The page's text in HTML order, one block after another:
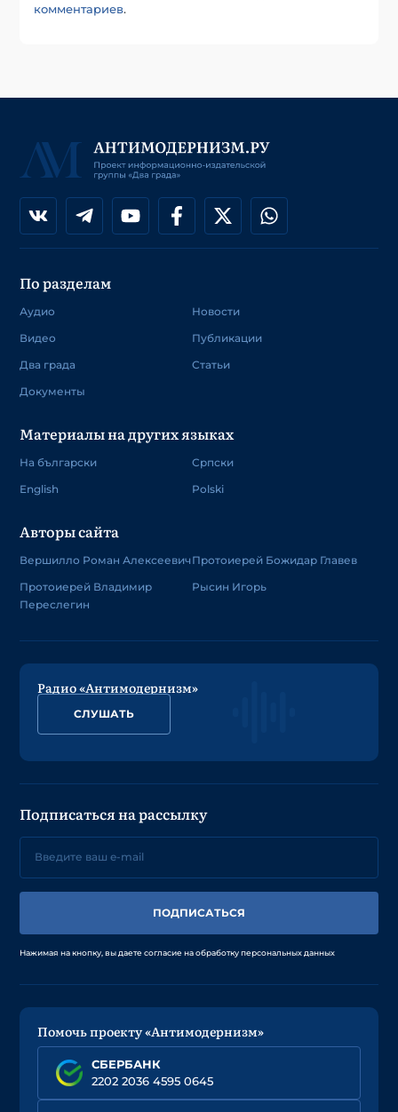
комментариев.
По разделам
Аудио
Видео
Два града
Документы
Новости
Публикации
Статьи
Материалы на других языках
На български
English
Српски
Polski
Авторы сайта
Вершилло Роман Алексеевич
Протоиерей Владимир
Переслегин
Протоиерей Божидар Главев
Рысин Игорь
Радио «Антимодернизм»
СЛУШАТЬ
Подписаться на рассылку
ПОДПИСАТЬСЯ
Нажимая на кнопку, вы даете согласие на обработку персональных данных
Помочь проекту «Антимодернизм»
СБЕРБАНК
2202 2036 4595 0645